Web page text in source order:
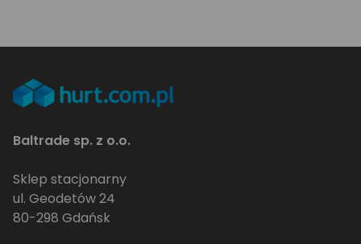
Baltrade sp. z o.o.
Sklep stacjonarny
ul. Geodetów 24
80-298 Gdańsk